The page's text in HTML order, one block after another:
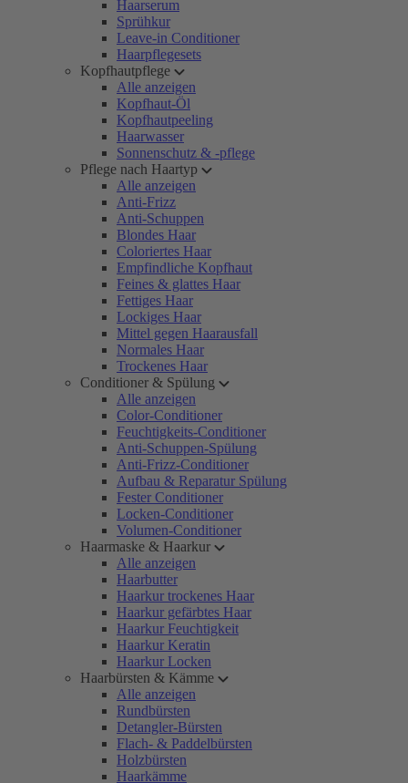
Haarserum
Sprühkur
Leave-in Conditioner
Haarpflegesets
Kopfhautpflege
Alle anzeigen
Kopfhaut-Öl
Kopfhautpeeling
Haarwasser
Sonnenschutz & -pflege
Pflege nach Haartyp
Alle anzeigen
Anti-Frizz
Anti-Schuppen
Blondes Haar
Coloriertes Haar
Empfindliche Kopfhaut
Feines & glattes Haar
Fettiges Haar
Lockiges Haar
Mittel gegen Haarausfall
Normales Haar
Trockenes Haar
Conditioner & Spülung
Alle anzeigen
Color-Conditioner
Feuchtigkeits-Conditioner
Anti-Schuppen-Spülung
Anti-Frizz-Conditioner
Aufbau & Reparatur Spülung
Fester Conditioner
Locken-Conditioner
Volumen-Conditioner
Haarmaske & Haarkur
Alle anzeigen
Haarbutter
Haarkur trockenes Haar
Haarkur gefärbtes Haar
Haarkur Feuchtigkeit
Haarkur Keratin
Haarkur Locken
Haarbürsten & Kämme
Alle anzeigen
Rundbürsten
Detangler-Bürsten
Flach- & Paddelbürsten
Holzbürsten
Haarkämme